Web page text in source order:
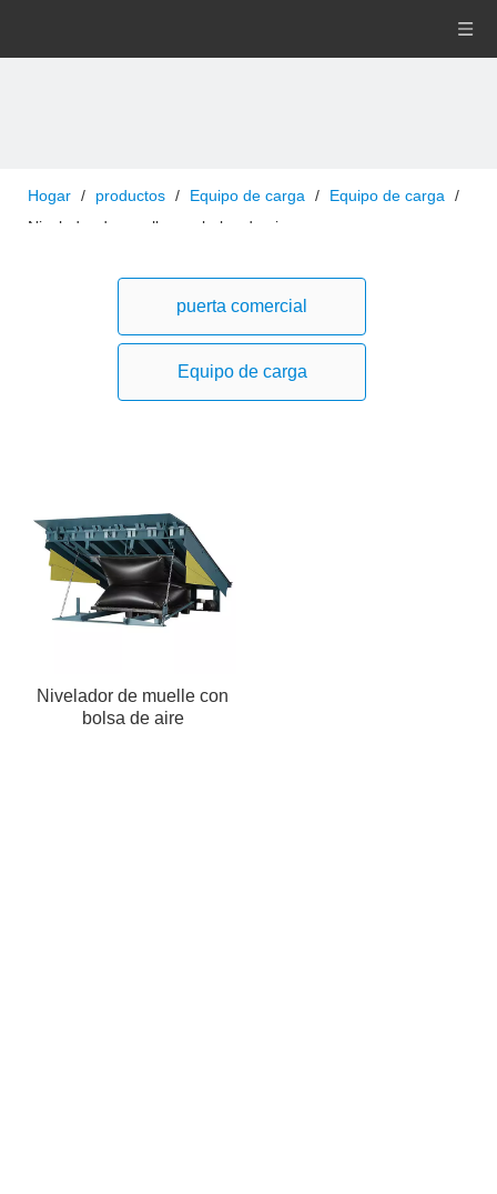
Hogar / productos / Equipo de carga / Equipo de carga
/
Nivelador de muelle con bolsa de aire
puerta comercial
Equipo de carga
Nivelador de muelle con
bolsa de aire